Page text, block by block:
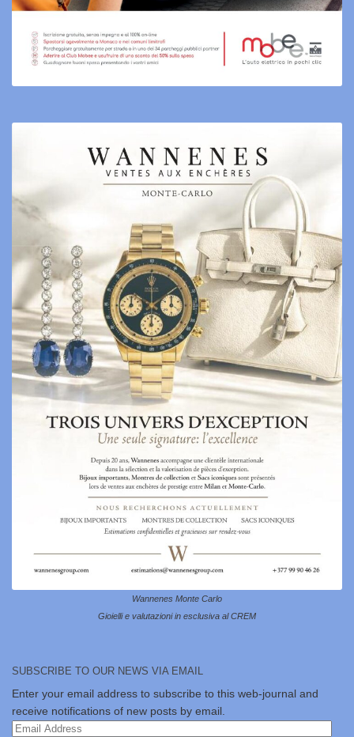
Wannenes Monte Carlo
Gioielli e valutazioni in esclusiva al CREM
SUBSCRIBE TO OUR NEWS VIA EMAIL
Enter your email address to subscribe to this web-journal and
receive notifications of new posts by email.
Email